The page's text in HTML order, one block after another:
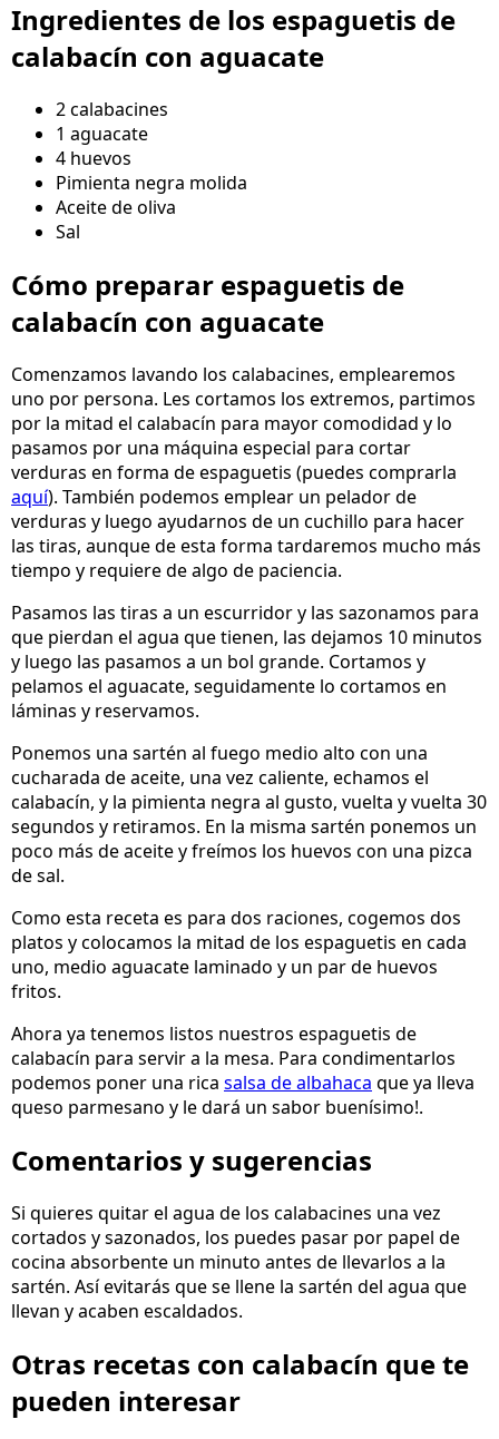
Ingredientes de los espaguetis de
calabacín con aguacate
2 calabacines
1 aguacate
4 huevos
Pimienta negra molida
Aceite de oliva
Sal
Cómo preparar espaguetis de
calabacín con aguacate
Comenzamos lavando los calabacines, emplearemos
uno por persona. Les cortamos los extremos, partimos
por la mitad el calabacín para mayor comodidad y lo
pasamos por una máquina especial para cortar
verduras en forma de espaguetis (puedes comprarla
aquí). También podemos emplear un pelador de
verduras y luego ayudarnos de un cuchillo para hacer
las tiras, aunque de esta forma tardaremos mucho más
tiempo y requiere de algo de paciencia.
Pasamos las tiras a un escurridor y las sazonamos para
que pierdan el agua que tienen, las dejamos 10 minutos
y luego las pasamos a un bol grande. Cortamos y
pelamos el aguacate, seguidamente lo cortamos en
láminas y reservamos.
Ponemos una sartén al fuego medio alto con una
cucharada de aceite, una vez caliente, echamos el
calabacín, y la pimienta negra al gusto, vuelta y vuelta 30
segundos y retiramos. En la misma sartén ponemos un
poco más de aceite y freímos los huevos con una pizca
de sal.
Como esta receta es para dos raciones, cogemos dos
platos y colocamos la mitad de los espaguetis en cada
uno, medio aguacate laminado y un par de huevos
fritos.
Ahora ya tenemos listos nuestros espaguetis de
calabacín para servir a la mesa. Para condimentarlos
podemos poner una rica salsa de albahaca que ya lleva
queso parmesano y le dará un sabor buenísimo!.
Comentarios y sugerencias
Si quieres quitar el agua de los calabacines una vez
cortados y sazonados, los puedes pasar por papel de
cocina absorbente un minuto antes de llevarlos a la
sartén. Así evitarás que se llene la sartén del agua que
llevan y acaben escaldados.
Otras recetas con calabacín que te
pueden interesar